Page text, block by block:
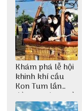
Khám phá lễ hội
khinh khí cầu
Kon Tum lần
đầu tiên được tổ
chức